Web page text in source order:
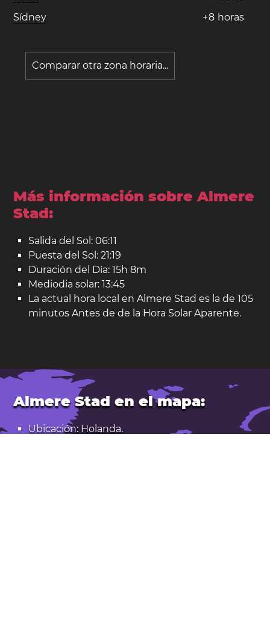
Sídney
+8 horas
Comparar otra zona horaria...
Más información sobre Almere
Stad:
Salida del Sol: 06:11
Puesta del Sol: 21:19
Duración del Día: 15h 8m
Mediodia solar: 13:45
La actual hora local en Almere Stad es la de 105
minutos Antes de de la Hora Solar Aparente.
Almere Stad en el mapa:
Ubicación: Holanda.